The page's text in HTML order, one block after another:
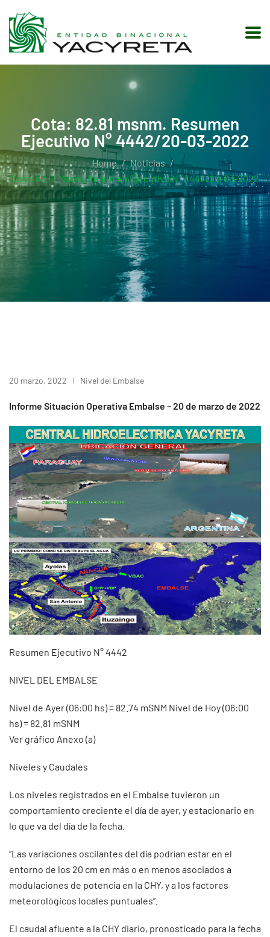
Cota: 82.81 msnm. Resumen
Ejecutivo N° 4442/20-03-2022
Home
Noticias
Cota: 82.81 Msnm. Resumen Ejecutivo N° 4442/20-03-2022
20 marzo, 2022 Nivel del Embalse
Informe Situación Operativa Embalse – 20 de marzo de 2022
Resumen Ejecutivo N° 4442
NIVEL DEL EMBALSE
Nivel de Ayer (06:00 hs) = 82.74 mSNM Nivel de Hoy (06:00
hs) = 82.81 mSNM
Ver gráfico Anexo (a)
Niveles y Caudales
Los niveles registrados en el Embalse tuvieron un
comportamiento creciente el día de ayer, y estacionario en
lo que va del día de la fecha.
“Las variaciones oscilantes del día podrían estar en el
entorno de los 20 cm en más o en menos asociados a
modulaciones de potencia en la CHY, y a los factores
meteorológicos locales puntuales”.
El caudal afluente a la CHY diario, pronosticado para la fecha